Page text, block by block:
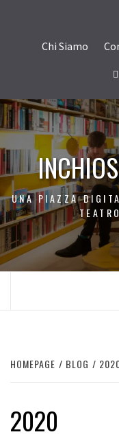
contenutoChi Siamo
UNA PIAZZA
HOMEPAGE BLOG
2020